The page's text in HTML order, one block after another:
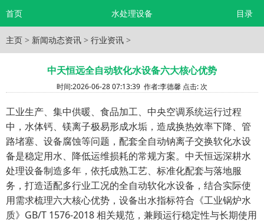
首页 水处理设备 目录
主页 > 新闻动态资讯 > 行业资讯 >
中天恒远全自动软化水设备六大核心优势
时间:2026-06-28 07:13:39 作者:李德馨 点击: 次
工业生产、集中供暖、食品加工、中央空调系统运行过程
中，水体钙、镁离子极易形成水垢，造成换热效率下降、管
路堵塞、设备腐蚀等问题，配套全自动钠离子交换软化水设
备是稳定用水、降低运维损耗的常规方案。中天恒远深耕水
处理设备制造多年，依托成熟工艺、标准化配套与落地服
务，打造适配多行业工况的全自动软化水设备，结合实际使
用需求梳理六大核心优势，设备出水指标符合《工业锅炉水
质》GB/T 1576-2018 相关规范，兼顾运行稳定性与长期使用